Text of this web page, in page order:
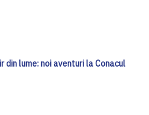
din lume: noi aventuri la Conacul